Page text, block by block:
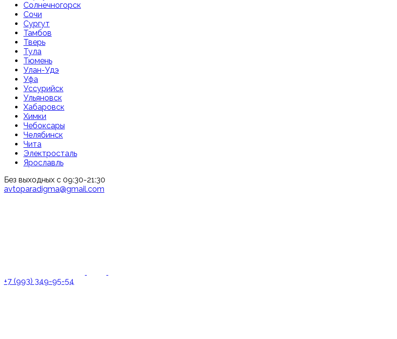
Солнечногорск
Сочи
Сургут
Тамбов
Тверь
Тула
Тюмень
Улан-Удэ
Уфа
Уссурийск
Ульяновск
Хабаровск
Химки
Чебоксары
Челябинск
Чита
Электросталь
Ярославль
Без выходных с 09:30-21:30
avtoparadigma@gmail.com
+7 (993) 349-95-54